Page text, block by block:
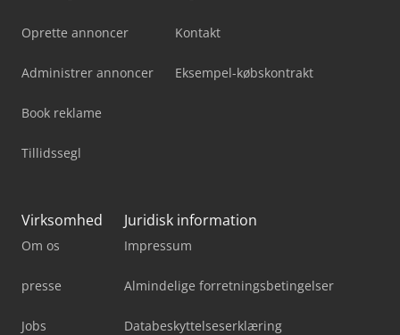
Oprette annoncer
Administrer annoncer
Book reklame
Tillidssegl
Kontakt
Eksempel-købskontrakt
Virksomhed
Om os
presse
Jobs
Juridisk information
Impressum
Almindelige forretningsbetingelser
Databeskyttelseserklæring